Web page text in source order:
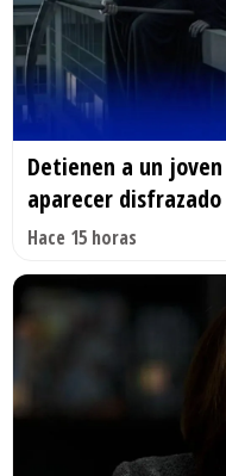
Detienen a un
aparecer
Hace 15 horas